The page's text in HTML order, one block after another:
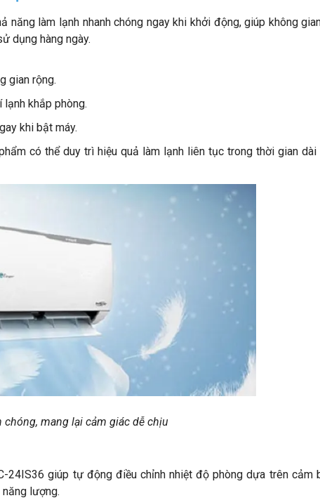
năng làm lạnh nhanh chóng ngay khi khởi động, giúp không
dụng hàng ngày.
gian rộng.
lạnh khắp phòng.
khi bật máy.
có thể duy trì hiệu quả làm lạnh liên tục trong thời gian dài
chóng, mang lại cảm giác dễ chịu
24IS36 giúp tự động điều chỉnh nhiệt độ phòng dựa trên cảm
lượng.